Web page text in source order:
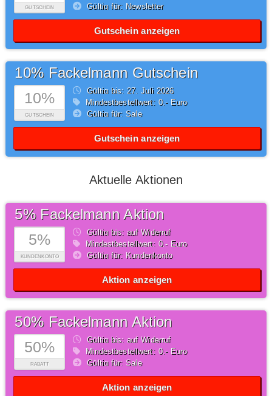
GUTSCHEIN
Gültig für: Newsletter
Gutschein anzeigen
10%
GUTSCHEIN
10% Fackelmann Gutschein
Gültig bis: 27.Juli2026
Mindestbestellwert: 0,- Euro
Gültig für: Sale
Gutschein anzeigen
Aktuelle Aktionen
5%
KUNDENKONTO
5% Fackelmann Aktion
Gültig bis: auf Widerruf
Mindestbestellwert: 0,- Euro
Gültig für: Kundenkonto
Aktion anzeigen
50%
RABATT
50% Fackelmann Aktion
Gültig bis: auf Widerruf
Mindestbestellwert: 0,- Euro
Gültig für: Sale
Aktion anzeigen